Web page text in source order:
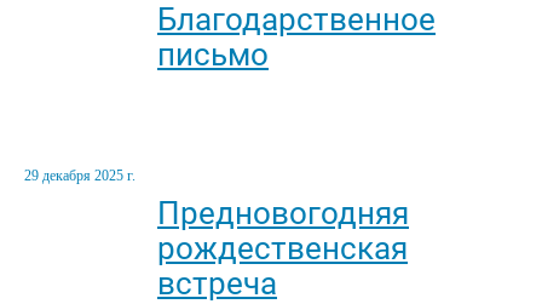
Благодарственное
письмо
29 декабря 2025 г.
Предновогодняя
рождественская
встреча